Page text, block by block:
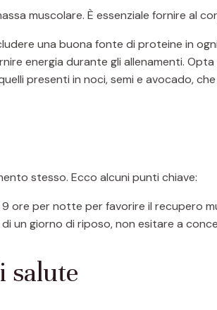
muscolare. È essenziale fornire al
una buona fonte di proteine in
energia durante gli allenamenti.
presenti in noci, semi e avocado,
stesso. Ecco alcuni punti chiave:
ore per notte per favorire il recupero
un giorno di riposo, non esitare a
salute